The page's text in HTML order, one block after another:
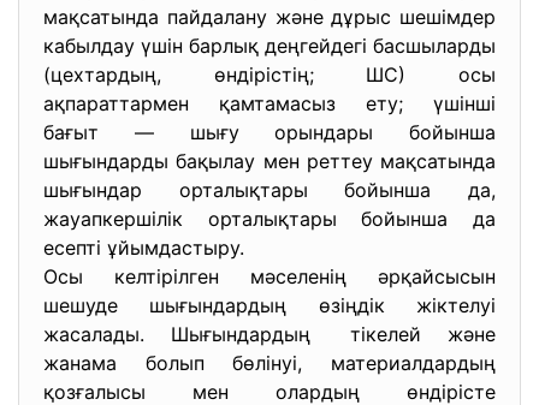
мақсатында пайдалану және дұрыс шешімдер
кабылдау үшін барлық деңгейдегі басшыларды
(цехтардың, өндірістің; ШС) осы
ақпараттармен қамтамасыз ету; үшінші
бағыт — шығу орындары бойынша
шығындарды бақылау мен реттеу мақсатында
шығындар орталықтары бойынша да,
жауапкершілік орталықтары бойынша да
есепті ұйымдастыру.
Осы келтірілген мәселенің әрқайсысын
шешуде шығындардың өзіңдік жіктелуі
жасалады. Шығындардың тікелей және
жанама болып бөлінуі, материалдардың
қозғалысы мен олардың өндірісте